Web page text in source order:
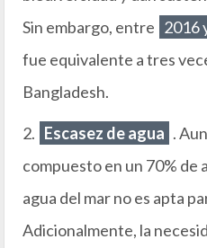
Sin embargo, entre 2016
fue equivalente a tres
Bangladesh.
2. Escasez de agua .
compuesto en un 70% de
agua del mar no es apta
Adicionalmente, la